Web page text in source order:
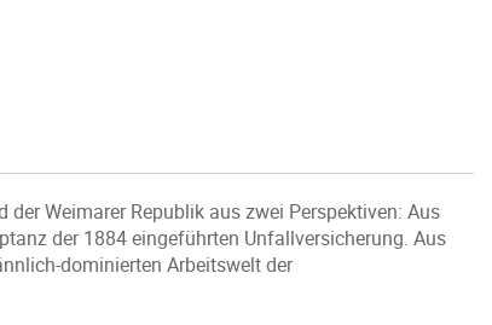
Weimarer Republik aus zwei Perspektiven: Aus
der 1884 eingeführten Unfallversicherung. Aus
dominierten Arbeitswelt der